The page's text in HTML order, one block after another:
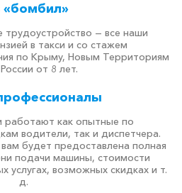
«бомбил»
трудоустройство — все наши
в такси и со стажем
по Крыму, Новым Территориям
от 8 лет.
работают как опытные по
водители, так и диспетчера.
будет предоставлена полная
подачи машины, стоимости
услугах, возможных скидках и т.
д.